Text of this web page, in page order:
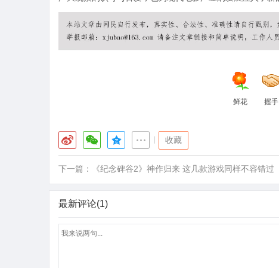
鲜花 握手
收藏
下一篇： 《纪念碑谷2》神作归来 这几款游戏同样不容错过
最新评论(1)